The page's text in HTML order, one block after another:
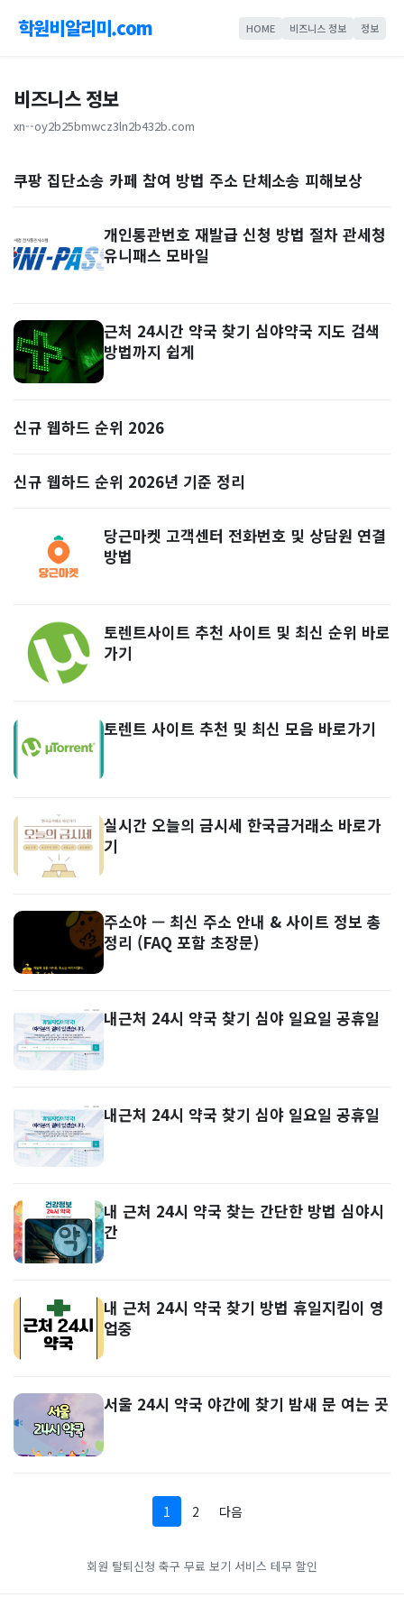
학원비알리미.com HOME 비즈니스 정보 정보
비즈니스 정보
xn--oy2b25bmwcz3ln2b432b.com
쿠팡 집단소송 카페 참여 방법 주소 단체소송 피해보상
개인통관번호 재발급 신청 방법 절차 관세청
유니패스 모바일
근처 24시간 약국 찾기 심야약국 지도 검색
방법까지 쉽게
신규 웹하드 순위 2026
신규 웹하드 순위 2026년 기준 정리
당근마켓 고객센터 전화번호 및 상담원 연결
방법
토렌트사이트 추천 사이트 및 최신 순위 바로
가기
토렌트 사이트 추천 및 최신 모음 바로가기
실시간 오늘의 금시세 한국금거래소 바로가
기
주소야 — 최신 주소 안내 & 사이트 정보 총
정리 (FAQ 포함 초장문)
내근처 24시 약국 찾기 심야 일요일 공휴일
내근처 24시 약국 찾기 심야 일요일 공휴일
내 근처 24시 약국 찾는 간단한 방법 심야시
간
내 근처 24시 약국 찾기 방법 휴일지킴이 영
업중
서울 24시 약국 야간에 찾기 밤새 문 여는 곳
1 2 다음
회원 탈퇴신청 축구 무료 보기 서비스 테무 할인